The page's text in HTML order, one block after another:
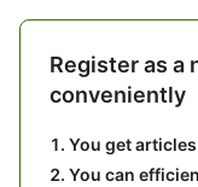
Register as a
conveniently
You get
You can